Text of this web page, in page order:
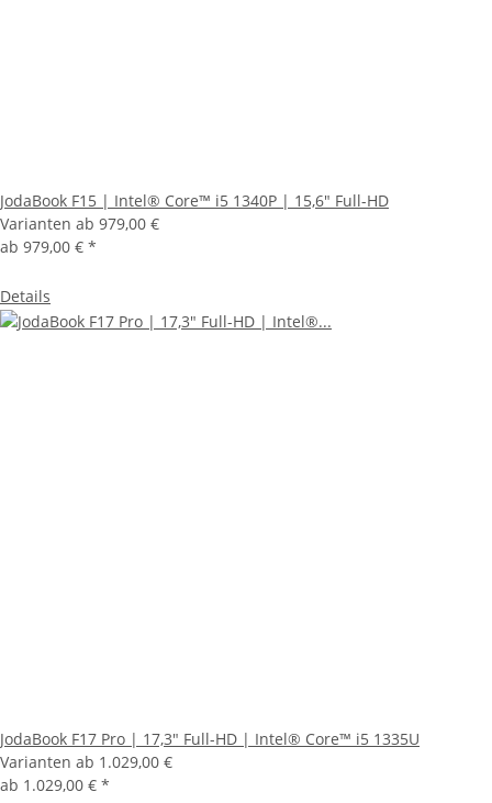
JodaBook F15 | Intel® Core™ i5 1340P | 15,6" Full-HD
Varianten ab 979,00 €
ab 979,00 € *
Details
JodaBook F17 Pro | 17,3" Full-HD | Intel® Core™ i5 1335U
Varianten ab 1.029,00 €
ab 1.029,00 € *